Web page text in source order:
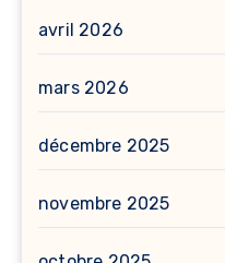
avril 2026
mars 2026
décembre 2025
novembre 2025